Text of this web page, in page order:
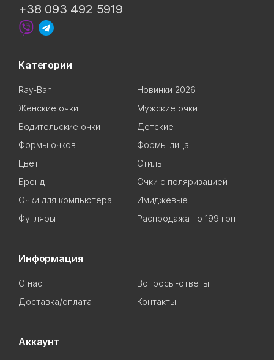
+38 093 492 5919
Категории
Ray-Ban
Новинки 2026
Женские очки
Мужские очки
Водительские очки
Детские
Формы очков
Формы лица
Цвет
Стиль
Бренд
Очки с поляризацией
Очки для компьютера
Имиджевые
Футляры
Распродажа по 199 грн
Информация
О нас
Вопросы-ответы
Доставка/оплата
Контакты
Аккаунт